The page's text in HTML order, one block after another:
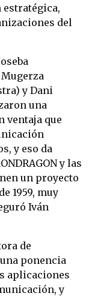
del
y Dani
una
ventaja que
y eso da
y las
un proyecto
1959, muy
Iván
de
ponencia
aplicaciones
y